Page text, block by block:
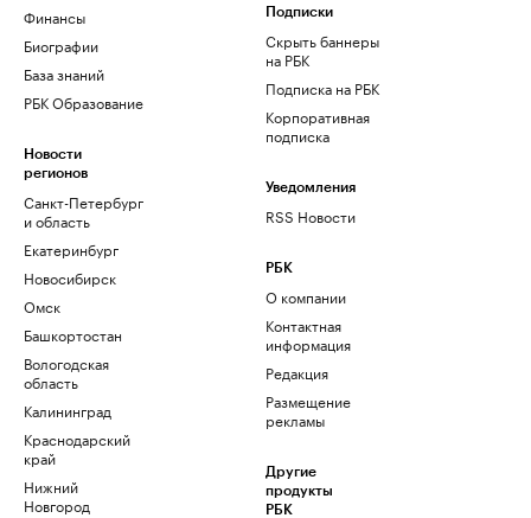
Финансы
Биографии
База знаний
РБК Образование
Новости
регионов
Санкт-Петербург
и область
Екатеринбург
Новосибирск
Омск
Башкортостан
Вологодская
область
Калининград
Краснодарский
край
Нижний
Новгород
Подписки
Скрыть баннеры
на РБК
Подписка на РБК
Корпоративная
подписка
Уведомления
RSS Новости
РБК
О компании
Контактная
информация
Редакция
Размещение
рекламы
Другие
продукты
РБК